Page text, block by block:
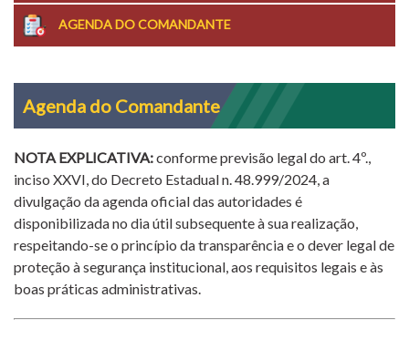
AGENDA DO COMANDANTE
Agenda do Comandante
NOTA EXPLICATIVA:conforme previsão legal do art. 4º.,
inciso XXVI, do Decreto Estadual n. 48.999/2024, a
divulgação da agenda oficial das autoridades é
disponibilizada no dia útil subsequente à sua realização,
respeitando-se o princípio da transparência e o dever legal de
proteção à segurança institucional, aos requisitos legais e às
boas práticas administrativas.